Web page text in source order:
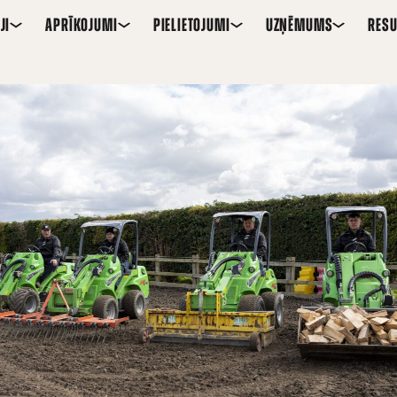
APRĪKOJUMI PIELIETOJUMI UZŅĒMUMS